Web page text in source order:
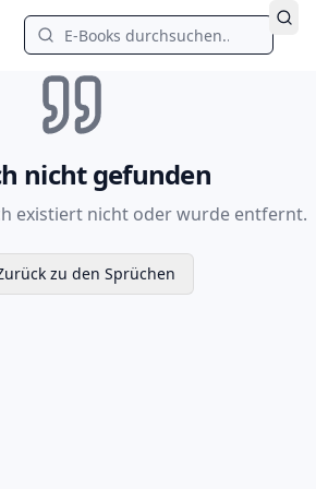
nicht gefunden
existiert nicht oder wurde entfernt.
zu den Sprüchen